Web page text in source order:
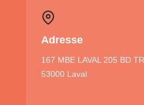
Adresse
167 MBE LAVAL 205 BD
53000 Laval